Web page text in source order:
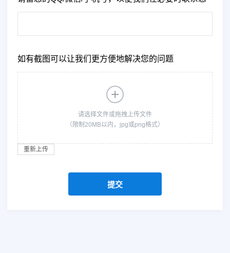
如有截图可以让我们更方便地解决您的问题
+
请选择文件或拖拽上传文件
（限制20MB以内，jpg或png格式）
重新上传
提交